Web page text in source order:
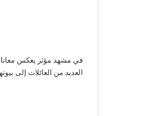
في مشهد مؤثر يعكس
العديد من العائلات إلى